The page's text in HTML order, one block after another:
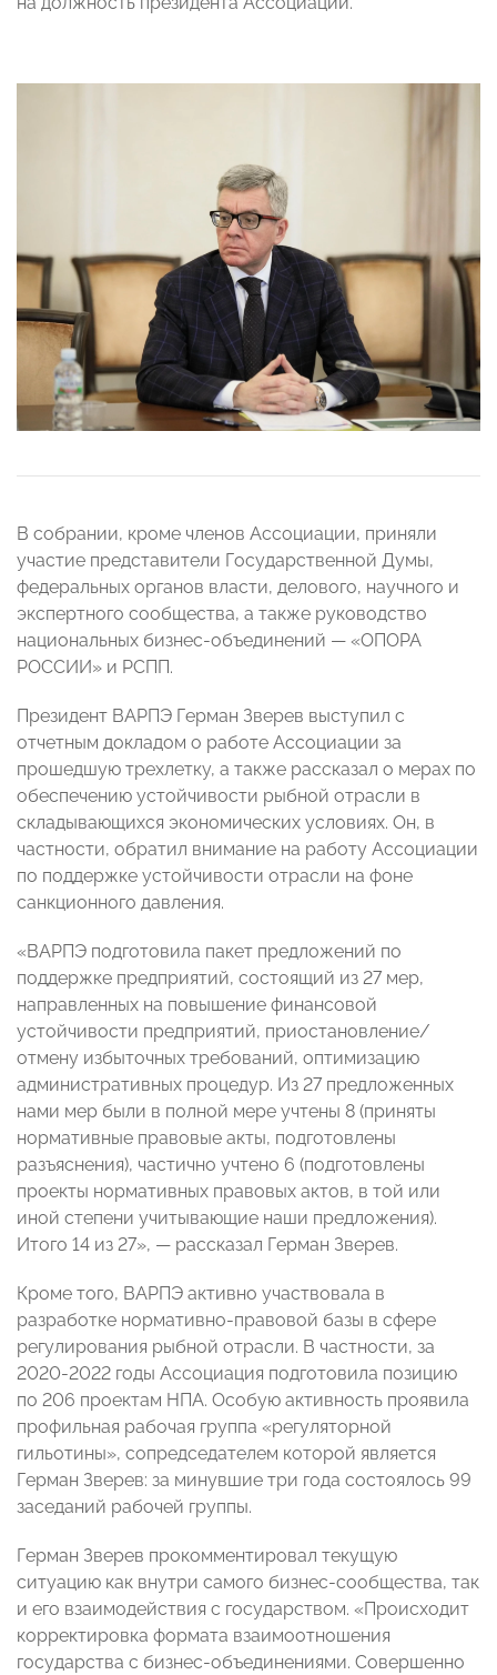
В собрании, кроме членов Ассоциации, приняли
участие представители Государственной Думы,
федеральных органов власти, делового, научного и
экспертного сообщества, а также руководство
национальных бизнес-объединений — «ОПОРА
РОССИИ» и РСПП.
Президент ВАРПЭ Герман Зверев выступил с
отчетным докладом о работе Ассоциации за
прошедшую трехлетку, а также рассказал о мерах по
обеспечению устойчивости рыбной отрасли в
складывающихся экономических условиях. Он, в
частности, обратил внимание на работу Ассоциации
по поддержке устойчивости отрасли на фоне
санкционного давления.
«ВАРПЭ подготовила пакет предложений по
поддержке предприятий, состоящий из 27 мер,
направленных на повышение финансовой
устойчивости предприятий, приостановление/
отмену избыточных требований, оптимизацию
административных процедур. Из 27 предложенных
нами мер были в полной мере учтены 8 (приняты
нормативные правовые акты, подготовлены
разъяснения), частично учтено 6 (подготовлены
проекты нормативных правовых актов, в той или
иной степени учитывающие наши предложения).
Итого 14 из 27», — рассказал Герман Зверев.
Кроме того, ВАРПЭ активно участвовала в
разработке нормативно-правовой базы в сфере
регулирования рыбной отрасли. В частности, за
2020-2022 годы Ассоциация подготовила позицию
по 206 проектам НПА. Особую активность проявила
профильная рабочая группа «регуляторной
гильотины», сопредседателем которой является
Герман Зверев: за минувшие три года состоялось 99
заседаний рабочей группы.
Герман Зверев прокомментировал текущую
ситуацию как внутри самого бизнес-сообщества, так
и его взаимодействия с государством. «Происходит
корректировка формата взаимоотношения
государства с бизнес-объединениями. Совершенно